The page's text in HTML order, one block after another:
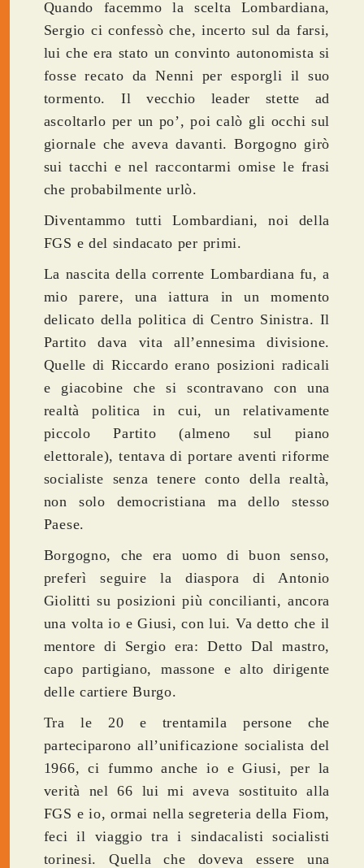
Quando facemmo la scelta Lombardiana,
Sergio ci confessò che, incerto sul da farsi,
lui che era stato un convinto autonomista si
fosse recato da Nenni per esporgli il suo
tormento. Il vecchio leader stette ad
ascoltarlo per un po’, poi calò gli occhi sul
giornale che aveva davanti. Borgogno girò
sui tacchi e nel raccontarmi omise le frasi
che probabilmente urlò.
Diventammo tutti Lombardiani, noi della
FGS e del sindacato per primi.
La nascita della corrente Lombardiana fu, a
mio parere, una iattura in un momento
delicato della politica di Centro Sinistra. Il
Partito dava vita all’ennesima divisione.
Quelle di Riccardo erano posizioni radicali
e giacobine che si scontravano con una
realtà politica in cui, un relativamente
piccolo Partito (almeno sul piano
elettorale), tentava di portare aventi riforme
socialiste senza tenere conto della realtà,
non solo democristiana ma dello stesso
Paese.
Borgogno, che era uomo di buon senso,
preferì seguire la diaspora di Antonio
Giolitti su posizioni più concilianti, ancora
una volta io e Giusi, con lui. Va detto che il
mentore di Sergio era: Detto Dal mastro,
capo partigiano, massone e alto dirigente
delle cartiere Burgo.
Tra le 20 e trentamila persone che
parteciparono all’unificazione socialista del
1966, ci fummo anche io e Giusi, per la
verità nel 66 lui mi aveva sostituito alla
FGS e io, ormai nella segreteria della Fiom,
feci il viaggio tra i sindacalisti socialisti
torinesi. Quella che doveva essere una